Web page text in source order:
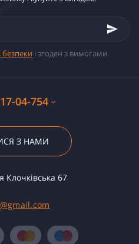
безпеки і згоден з вимогами
04-754
З НАМИ
Клочківська 67